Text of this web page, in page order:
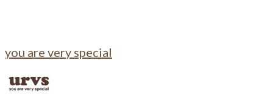
you are very special